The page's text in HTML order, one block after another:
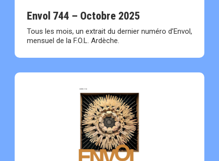
Envol 744 – Octobre 2025
Tous les mois, un extrait du dernier numéro d’Envol,
mensuel de la F.O.L. Ardèche.